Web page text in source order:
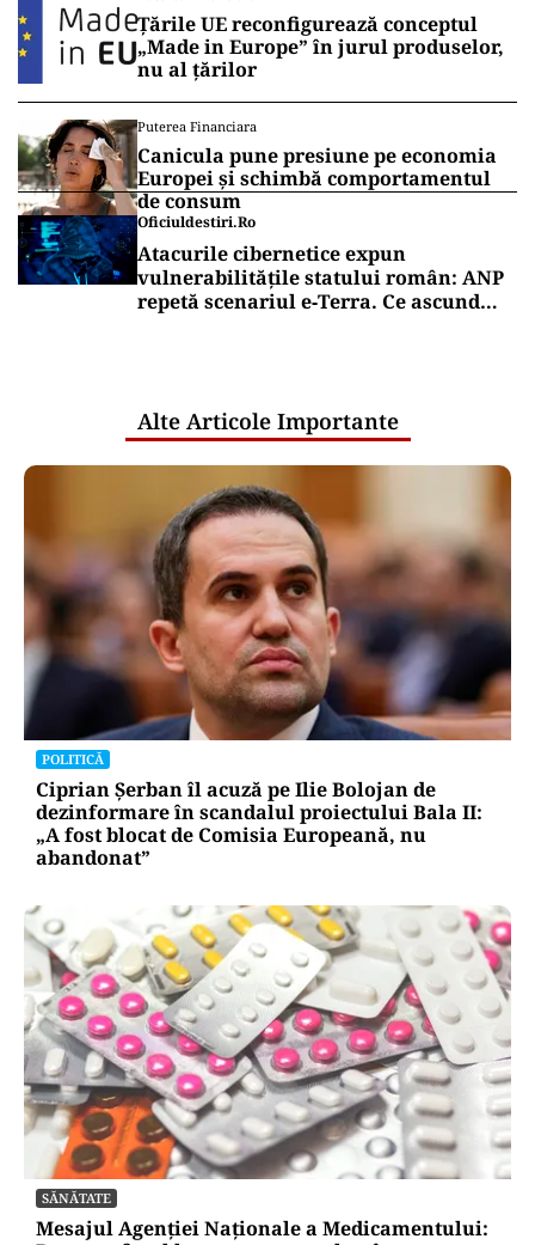
Țările UE reconfigurează conceptul
„Made in Europe” în jurul produselor,
nu al țărilor
Puterea Financiara
Canicula pune presiune pe economia
Europei și schimbă comportamentul
de consum
Oficiuldestiri.ro
Atacurile cibernetice expun
vulnerabilitățile statului român: ANP
repetă scenariul e‑Terra. Ce ascund
Alte Articole Importante
POLITICĂ
Ciprian Șerban îl acuză pe Ilie Bolojan de
dezinformare în scandalul proiectului Bala II:
„A fost blocat de Comisia Europeană, nu
abandonat”
SĂNĂTATE
Mesajul Agenției Naționale a Medicamentului: